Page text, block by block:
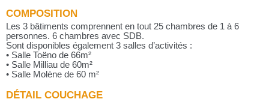
COMPOSITION
Les 3 bâtiments comprennent en tout 25 chambres de 1 à 6
personnes. 6 chambres avec SDB.
Sont disponibles également 3 salles d’activités :
• Salle Toëno de 66m²
• Salle Milliau de 60m²
• Salle Molène de 60 m²
DÉTAIL COUCHAGE